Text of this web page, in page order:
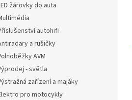
žárovky do auta
autohifi
a rušičky
AVM
- světla
zařízení a majáky
pro motocykly